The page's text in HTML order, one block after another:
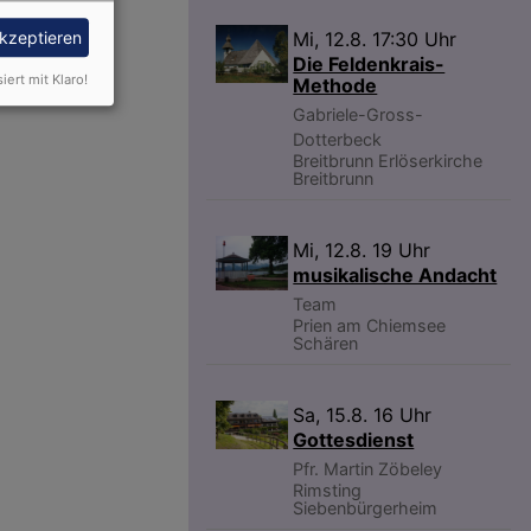
Mi, 12.8. 17:30 Uhr
Die Feldenkrais-
Methode
Gabriele-Gross-
Dotterbeck
Breitbrunn Erlöserkirche
Breitbrunn
Mi, 12.8. 19 Uhr
musikalische Andacht
Team
Prien am Chiemsee
Schären
Sa, 15.8. 16 Uhr
Gottesdienst
Pfr. Martin Zöbeley
Rimsting
Siebenbürgerheim
mit Klaro!